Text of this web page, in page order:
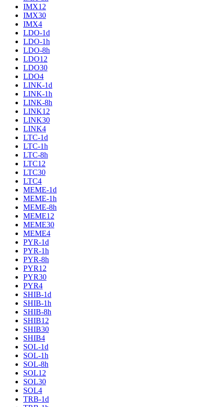
IMX12
IMX30
IMX4
LDO-1d
LDO-1h
LDO-8h
LDO12
LDO30
LDO4
LINK-1d
LINK-1h
LINK-8h
LINK12
LINK30
LINK4
LTC-1d
LTC-1h
LTC-8h
LTC12
LTC30
LTC4
MEME-1d
MEME-1h
MEME-8h
MEME12
MEME30
MEME4
PYR-1d
PYR-1h
PYR-8h
PYR12
PYR30
PYR4
SHIB-1d
SHIB-1h
SHIB-8h
SHIB12
SHIB30
SHIB4
SOL-1d
SOL-1h
SOL-8h
SOL12
SOL30
SOL4
TRB-1d